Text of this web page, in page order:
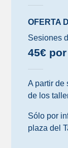
OFERTA
Sesiones
45€
A partir de
de los
Sólo por
plaza del